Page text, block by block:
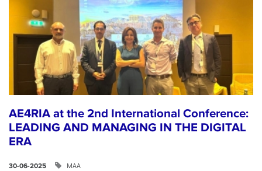
AE4RIA at the 2nd International Conference:
LEADING AND MANAGING IN THE DIGITAL
ERA
30-06-2025 ΜΑΑ